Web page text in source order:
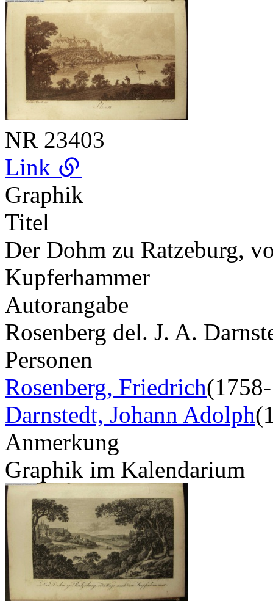
NR 23403
Link
Graphik
Titel
Der Dohm zu Ratzeburg,
Kupferhammer
Autorangabe
Rosenberg del. J. A.
Personen
Rosenberg, Friedrich
Darnstedt, Johann Adolph
Anmerkung
Graphik im Kalendarium